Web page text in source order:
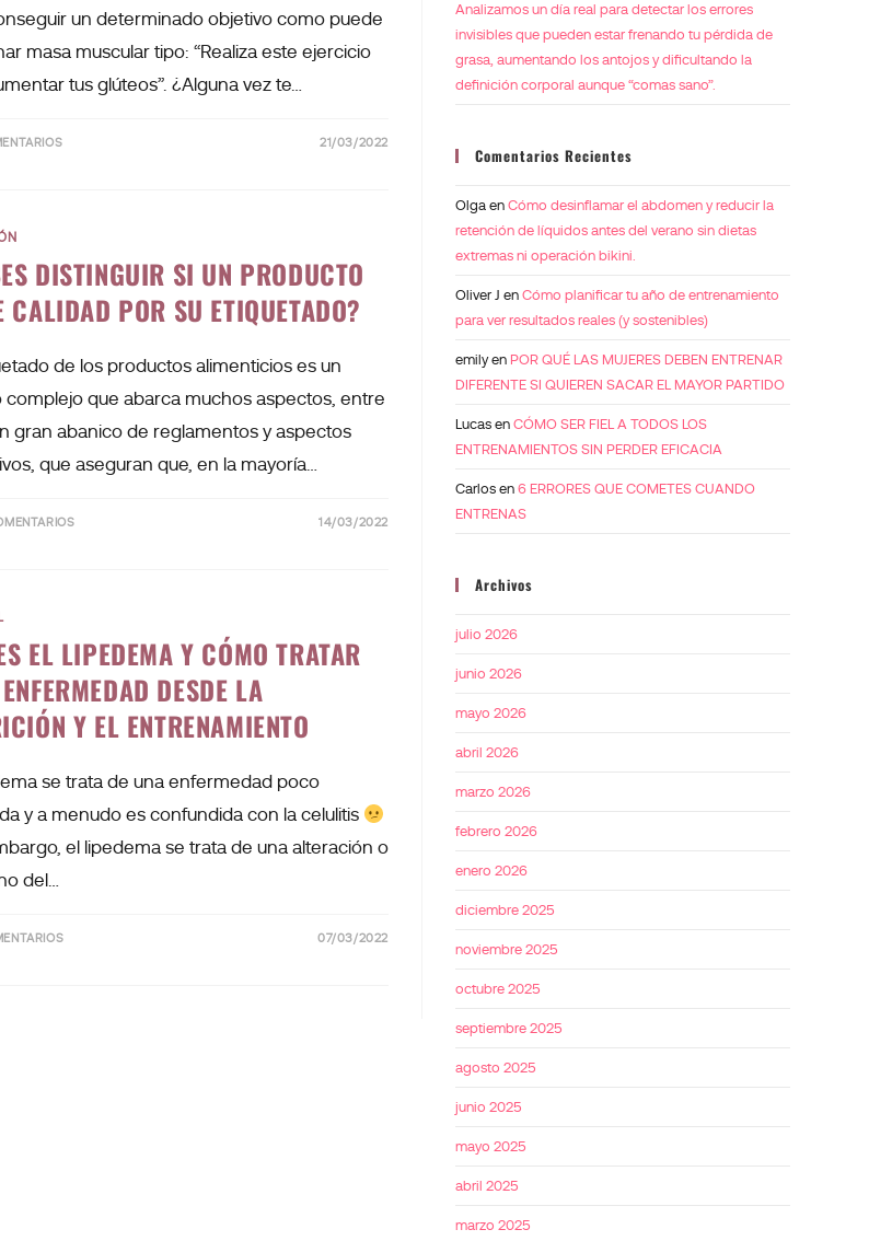
un determinado objetivo como puede
masa muscular tipo: “Realiza este ejercicio
tus glúteos”. ¿Alguna vez te…
21/03/2022
DISTINGUIR SI UN PRODUCTO
CALIDAD POR SU ETIQUETADO?
de los productos alimenticios es un
complejo que abarca muchos aspectos, entre
gran abanico de reglamentos y aspectos
que aseguran que, en la mayoría…
14/03/2022
EL LIPEDEMA Y CÓMO TRATAR
DESDE LA
Y EL ENTRENAMIENTO
se trata de una enfermedad poco
y a menudo es confundida con la celulitis
el lipedema se trata de una alteración o
del…
07/03/2022
Analizamos un día real para detectar los errores
invisibles que pueden estar frenando tu pérdida de
grasa, aumentando los antojos y dificultando la
definición corporal aunque “comas sano”.
Comentarios Recientes
Olga en Cómo desinflamar el abdomen y reducir la
retención de líquidos antes del verano sin dietas
extremas ni operación bikini.
Oliver J en Cómo planificar tu año de entrenamiento
para ver resultados reales (y sostenibles)
emilyen POR QUÉ LAS MUJERES DEBEN ENTRENAR
DIFERENTE SI QUIEREN SACAR EL MAYOR PARTIDO
Lucas en CÓMO SER FIEL A TODOS LOS
ENTRENAMIENTOS SIN PERDER EFICACIA
Carlos en 6 ERRORES QUE COMETES CUANDO
ENTRENAS
Archivos
julio 2026
junio 2026
mayo 2026
abril 2026
marzo 2026
febrero 2026
enero 2026
diciembre 2025
noviembre 2025
octubre 2025
septiembre 2025
agosto 2025
junio 2025
mayo 2025
abril 2025
marzo 2025